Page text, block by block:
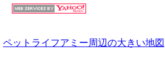
ペットライフアミー周辺の大きい地図